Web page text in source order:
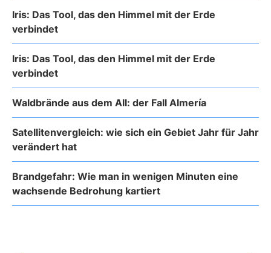
Iris: Das Tool, das den Himmel mit der Erde
verbindet
Iris: Das Tool, das den Himmel mit der Erde
verbindet
Waldbrände aus dem All: der Fall Almería
Satellitenvergleich: wie sich ein Gebiet Jahr für Jahr
verändert hat
Brandgefahr: Wie man in wenigen Minuten eine
wachsende Bedrohung kartiert